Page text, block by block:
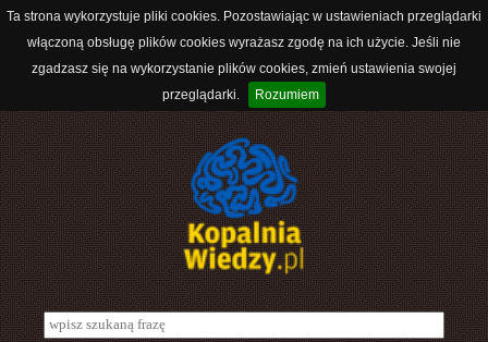
Ta strona wykorzystuje pliki cookies. Pozostawiając w ustawieniach przeglądarki
włączoną obsługę plików cookies wyrażasz zgodę na ich użycie. Jeśli nie
zgadzasz się na wykorzystanie plików cookies, zmień ustawienia swojej
przeglądarki.
Rozumiem